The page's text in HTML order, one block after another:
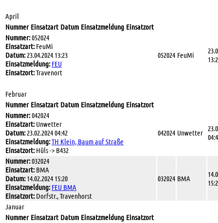
April
Nummer Einsatzart Datum Einsatzmeldung Einsatzort
Nummer:052024
Einsatzart:FeuMi
Datum:23.04.2024 13:23
Einsatzmeldung: FEU
Einsatzort:Travenort
052024 FeuMi
Februar
Nummer Einsatzart Datum Einsatzmeldung Einsatzort
Nummer:042024
Einsatzart:Unwetter
Datum:23.02.2024 04:42
Einsatzmeldung:TH Klein, Baum auf Straße
Einsatzort:Hüls -> B432
042024 Unwetter
Nummer:032024
Einsatzart:BMA
Datum:14.02.2024 15:20
Einsatzmeldung: FEU BMA
Einsatzort:Dorfstr., Travenhorst
032024 BMA
Januar
Nummer Einsatzart Datum Einsatzmeldung Einsatzort